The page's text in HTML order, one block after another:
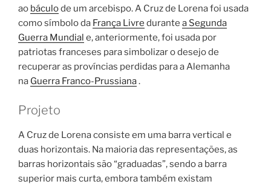
ao báculode um arcebispo. A Cruz de Lorena foi usada
como símbolo da França Livre durante a Segunda
Guerra Mundial e, anteriormente, foi usada por
patriotas franceses para simbolizar o desejo de
recuperar as províncias perdidas para a Alemanha
na Guerra Franco-Prussiana.
Projeto
A Cruz de Lorena consiste em uma barra vertical e
duas horizontais. Na maioria das representações, as
barras horizontais são “graduadas”, sendo a barra
superior mais curta, embora também existam